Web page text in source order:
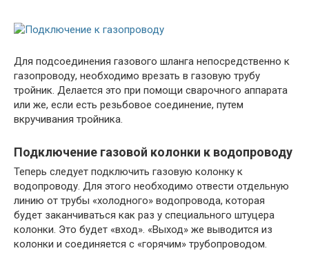
Для подсоединения газового шланга непосредственно к
газопроводу, необходимо врезать в газовую трубу
тройник. Делается это при помощи сварочного аппарата
или же, если есть резьбовое соединение, путем
вкручивания тройника.
Подключение газовой колонки к водопроводу
Теперь следует подключить газовую колонку к
водопроводу. Для этого необходимо отвести отдельную
линию от трубы «холодного» водопровода, которая
будет заканчиваться как раз у специального штуцера
колонки. Это будет «вход». «Выход» же выводится из
колонки и соединяется с «горячим» трубопроводом.